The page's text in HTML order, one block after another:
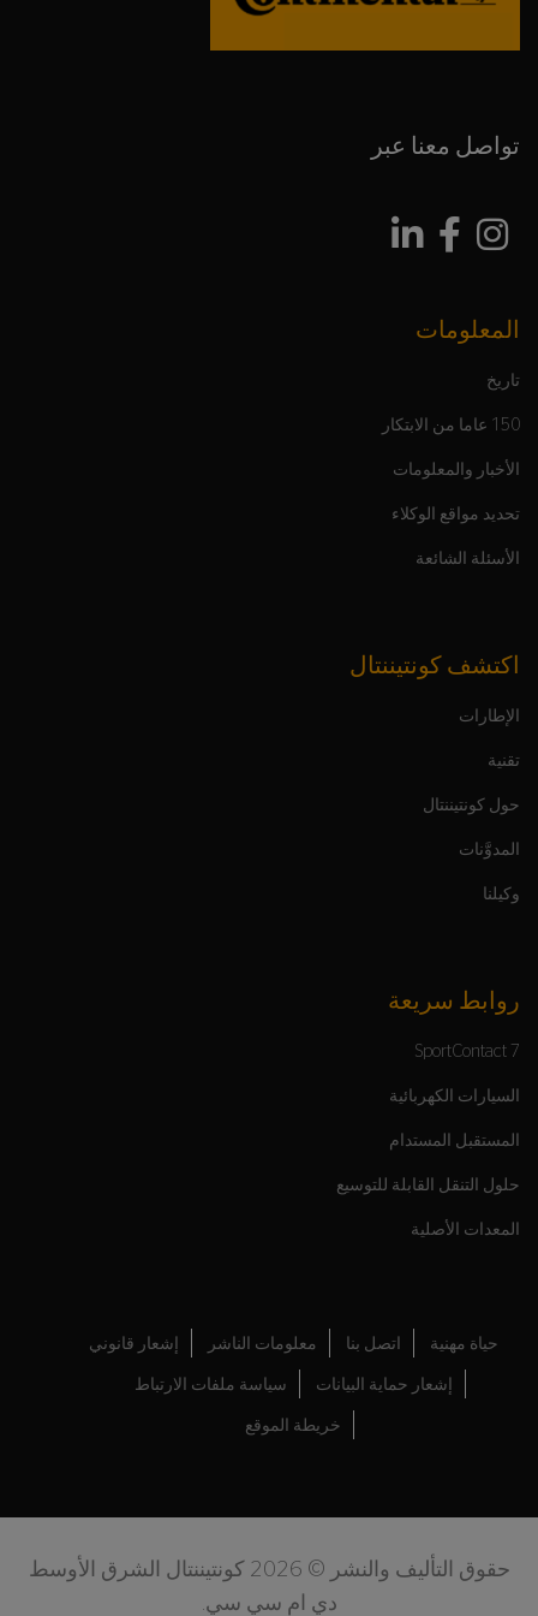
تواصل معنا عبر
المعلومات
تاريخ
150 عاما من الابتكار
الأخبار والمعلومات
تحديد مواقع الوكلاء
الأسئلة الشائعة
اكتشف كونتيننتال
الإطارات
تقنية
حول كونتيننتال
المدوَّنات
وكيلنا
روابط سريعة
SportContact 7
السيارات الكهربائية
المستقبل المستدام
حلول التنقل القابلة للتوسيع
المعدات الأصلية
حياة مهنية اتصل بنا معلومات الناشر إشعار قانوني
إشعار حماية البيانات سياسة ملفات الارتباط
خريطة الموقع
حقوق التأليف والنشر © 2026 كونتيننتال الشرق الأوسط
دي ام سي سي.